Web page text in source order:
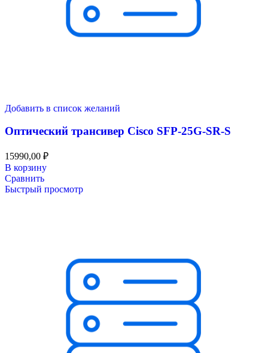
Добавить в список желаний
Оптический трансивер Cisco SFP-25G-SR-S
15990,00 ₽
В корзину
Сравнить
Быстрый просмотр